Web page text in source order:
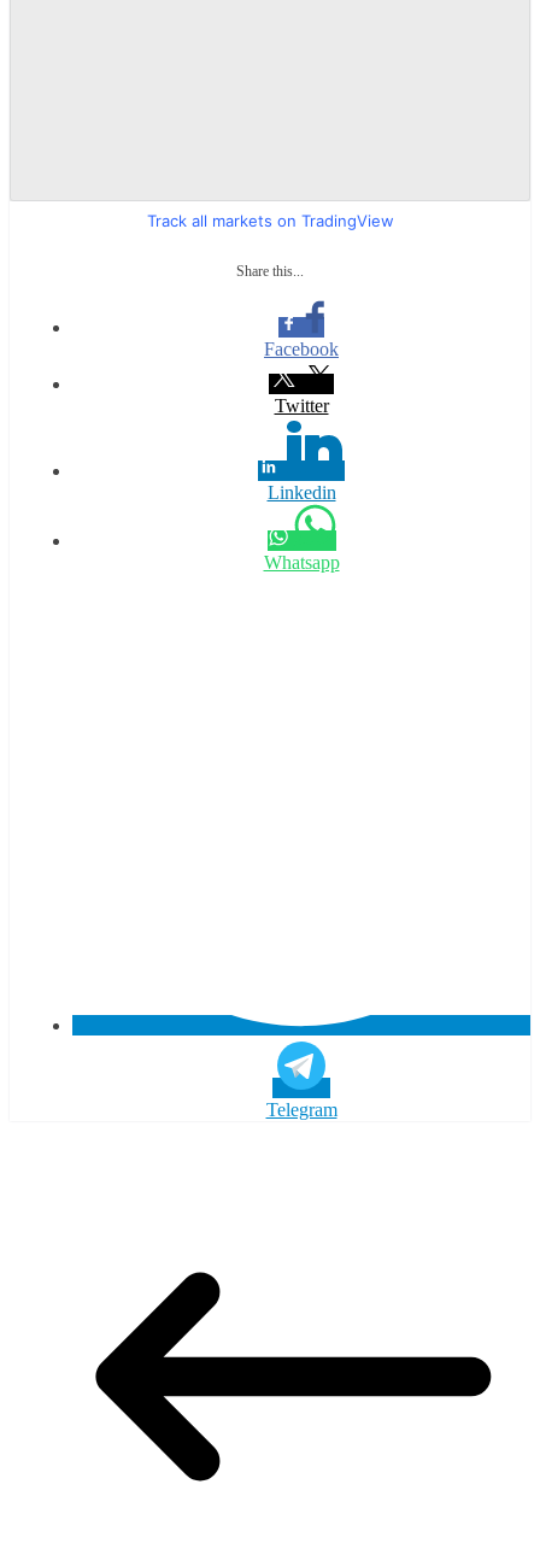
Track all markets on TradingView
Share this...
Facebook
Twitter
Linkedin
Whatsapp
Telegram